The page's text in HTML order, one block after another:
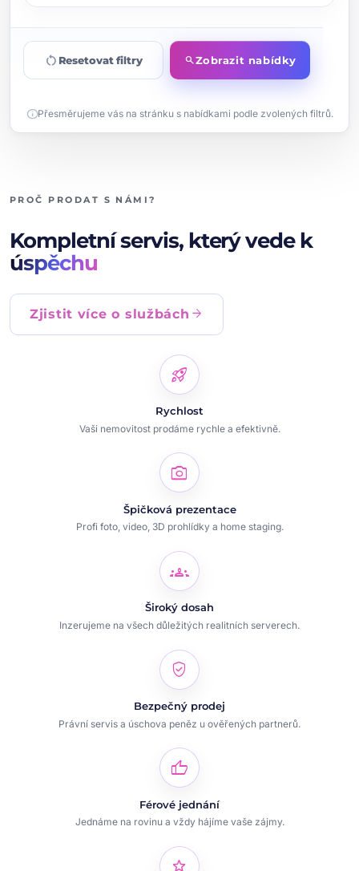
restart_alt Resetovat filtry searchZobrazit nabídky
infoPřesměrujeme vás na stránku s nabídkami podle zvolených filtrů.
PROČ PRODAT S NÁMI?
Kompletní servis, který vede k
úspěchu
Zjistit více o službách arrow_forward
rocket_launch
Rychlost
Vaši nemovitost prodáme rychle a efektivně.
photo_camera
Špičková prezentace
Profi foto, video, 3D prohlídky a home staging.
groups
Široký dosah
Inzerujeme na všech důležitých realitních serverech.
verified_user
Bezpečný prodej
Právní servis a úschova peněz u ověřených partnerů.
thumb_up
Férové jednání
Jednáme na rovinu a vždy hájíme vaše zájmy.